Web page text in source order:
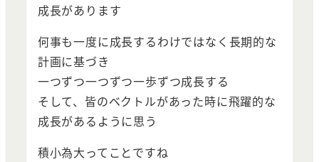
成長があります
何事も一度に成長するわけではなく長期的な
計画に基づき
一つずつ一つずつ一歩ずつ成長する
そして、皆のベクトルがあった時に飛躍的な
成長があるように思う
積小為大ってことですね